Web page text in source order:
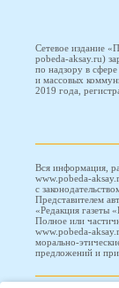
Сетевое издание
pobeda-aksay.ru)
по надзору в
и массовых
2019 года,
Вся информация,
www.pobeda-
с
Представителем
«Редакция газеты
Полное или
www.pobeda-
морально-
предложений и